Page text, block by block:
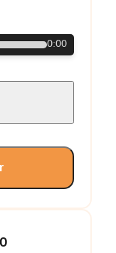
0:00